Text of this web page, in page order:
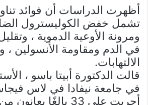
أظهرت الدراسات أن فوائد
تشمل خفض الكوليسترول
ومرونة الأوعية الدموية ،
في الدم ومقاومة الأنسولين ،
الالتهابات.
قالت الدكتورة أبيتا باسو ،
في جامعة نيفادا في لاس
أجريت على 33 بالغًا